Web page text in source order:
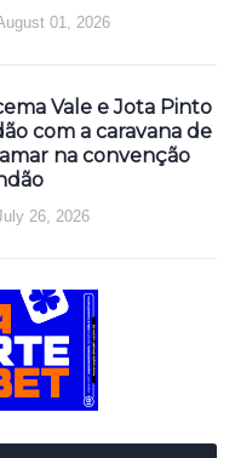
01, 2026
Vale e Jota Pinto
com a caravana de
na convenção
26, 2026